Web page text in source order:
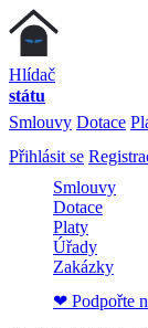
Hlídač
státu
Smlouvy Dotace
Přihlásit se
Smlouvy
Dotace
Platy
Úřady
Zakázky
❤ Podpořte